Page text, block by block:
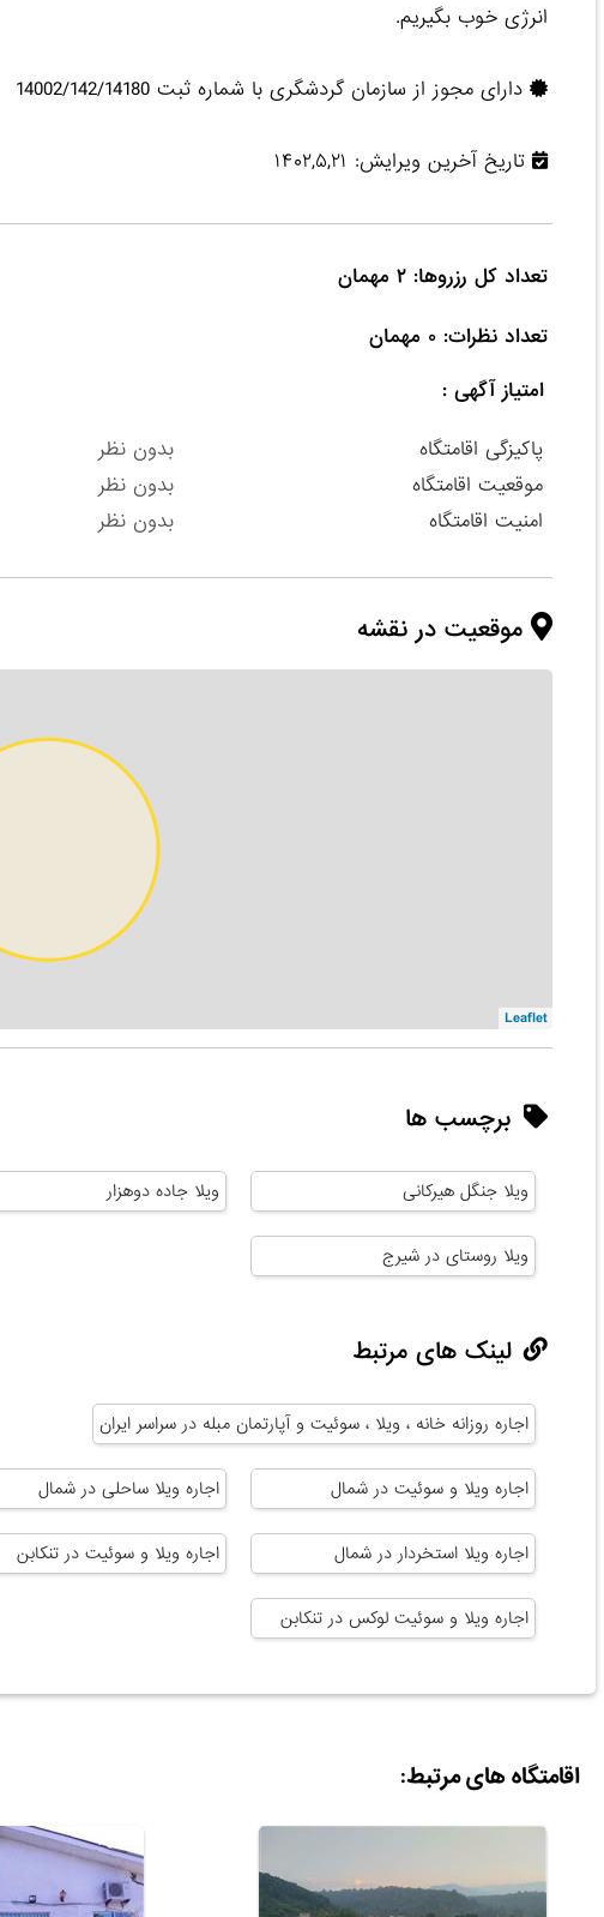
انرژی خوب بگیریم.
دارای مجوز از سازمان گردشگری با شماره ثبت 14002/142/14180
تاریخ آخرین ویرایش: ۱۴۰۲,۵,۲۱
تعداد نظرات: ۰ مهمان
امتیاز آگهی :
پاکیزگی اقامتگاه
بدون نظر
موقعیت اقامتگاه
بدون نظر
امنیت اقامتگاه
بدون نظر
موقعیت در نقشه
Leaflet
برچسب ها
ویلا جنگل هیرکانی ویلا جاده دوهزار
ویلا روستای در شیرج
لینک های مرتبط
اجاره روزانه خانه ، ویلا ، سوئیت و آپارتمان مبله در سراسر ایران
اجاره ویلا و سوئیت در شمال اجاره ویلا ساحلی در شمال
اجاره ویلا استخردار در شمال اجاره ویلا و سوئیت در تنکابن
اجاره ویلا و سوئیت لوکس در تنکابن
اقامتگاه های مرتبط: